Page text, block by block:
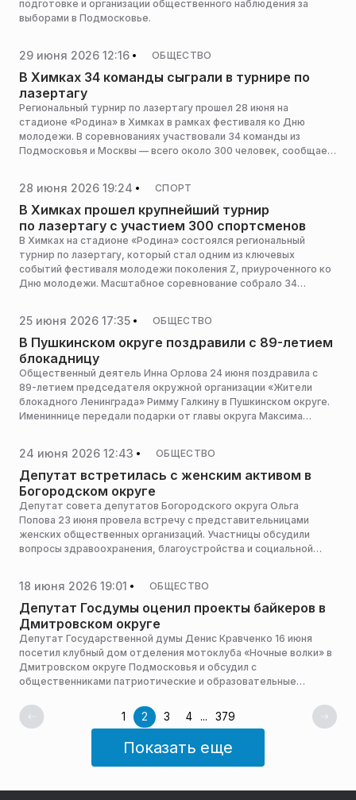
подготовке и организации общественного наблюдения за
выборами в Подмосковье.
29 июня 2026 12:16 ОБЩЕСТВО
В Химках 34 команды сыграли в турнире по
лазертагу
Региональный турнир по лазертагу прошел 28 июня на
стадионе «Родина» в Химках в рамках фестиваля ко Дню
молодежи. В соревнованиях участвовали 34 команды из
Подмосковья и Москвы — всего около 300 человек, сообщает
28 июня 2026 19:24 СПОРТ
В Химках прошел крупнейший турнир
по лазертагу с участием 300 спортсменов
В Химках на стадионе «Родина» состоялся региональный
турнир по лазертагу, который стал одним из ключевых
событий фестиваля молодежи поколения Z, приуроченного ко
Дню молодежи. Масштабное соревнование собрало 34
Москвы и Солнечногорска.
25 июня 2026 17:35 ОБЩЕСТВО
В Пушкинском округе поздравили с 89-летием
блокадницу
Общественный деятель Инна Орлова 24 июня поздравила с
89-летием председателя окружной организации «Жители
блокадного Ленинграда» Римму Галкину в Пушкинском округе.
Имениннице передали подарки от главы округа Максима
24 июня 2026 12:43 ОБЩЕСТВО
Депутат встретилась с женским активом в
Богородском округе
Депутат совета депутатов Богородского округа Ольга
Попова 23 июня провела встречу с представительницами
женских общественных организаций. Участницы обсудили
вопросы здравоохранения, благоустройства и социальной
18 июня 2026 19:01 ОБЩЕСТВО
Депутат Госдумы оценил проекты байкеров в
Дмитровском округе
Депутат Государственной думы Денис Кравченко 16 июня
посетил клубный дом отделения мотоклуба «Ночные волки» в
Дмитровском округе Подмосковья и обсудил с
общественниками патриотические и образовательные
администрации горокруга.
1 2 3 4 ... 379
Показать еще